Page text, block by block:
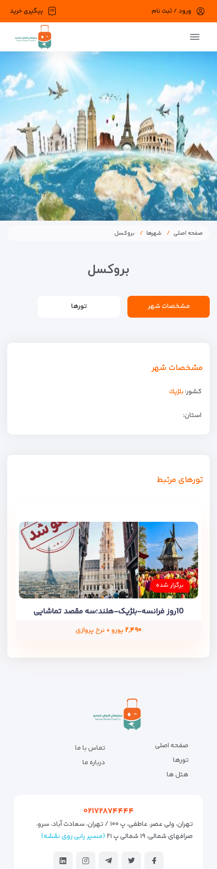
پیگیری خرید ورود / ثبت نام
صفحه اصلی شهرها بروکسل
بروکسل
مشخصات شهر تورها
مشخصات شهر
کشور:بلژيك
استان:
تورهای مرتبط
برگزار شده
10روز فرانسه-بلژیک-هلند؛سه مقصد تماشایی
۲,۴۹۰ یورو + نرخ پروازی
صفحه اصلی
تورها
هتل ها
تماس با ما
درباره ما
۰۲۱۷۲۸۷۴۴۴۴
تهران، ولی عصر، عاطفی، پ ۱۰۰ / تهران، سعادت آباد، سرو،
صرافهای شمالی، ۱۹ شمالی پ ۲۱
(مسیر یابی روی نقشه)